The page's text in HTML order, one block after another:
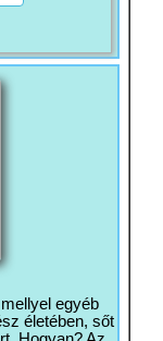
egyéb
életében, sőt